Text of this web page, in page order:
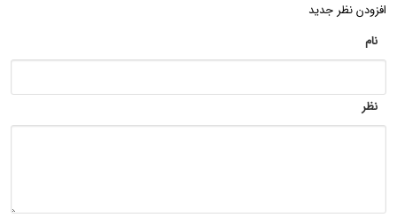
افزودن نظر جدید
نام
نظر